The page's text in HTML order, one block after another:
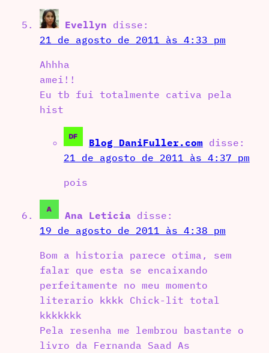
Evellyn disse:
21 de agosto de 2011 às 4:33 pm
Ahhha
amei!!
Eu tb fui totalmente cativa pela
hist
Blog DaniFuller.com disse:
21 de agosto de 2011 às 4:37 pm
pois
Ana Leticia disse:
19 de agosto de 2011 às 4:38 pm
Bom a historia parece otima, sem
falar que esta se encaixando
perfeitamente no meu momento
literario kkkk Chick-lit total
kkkkkkk
Pela resenha me lembrou bastante o
livro da Fernanda Saad As